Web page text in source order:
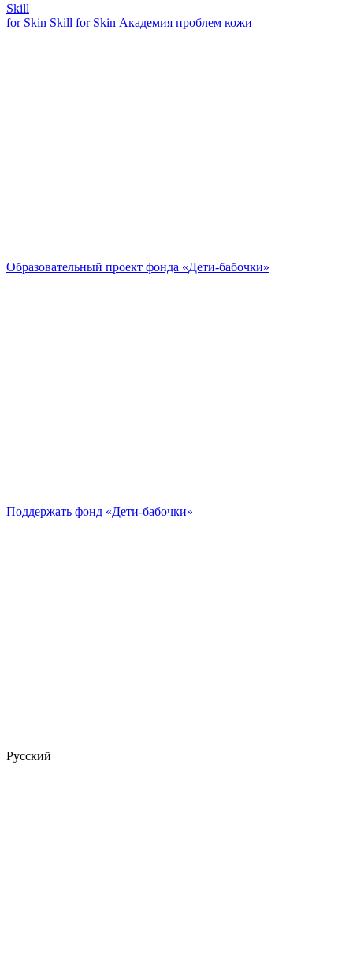
Skill
for Skin Skill for Skin Академия проблем кожи
Образовательный проект фонда «Дети-бабочки»
Поддержать фонд «Дети-бабочки»
Русский